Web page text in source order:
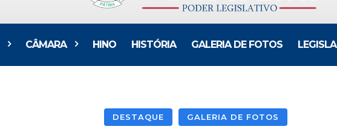
CÂMARA HINO HISTÓRIA GALERIA DE FOTOS
DESTAQUE GALERIA DE FOTOS